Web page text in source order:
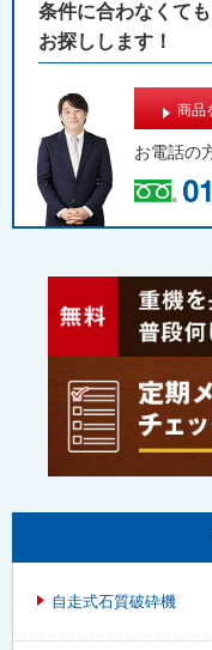
条件に合わなくて
お探しします！
商品
お電話の
自走式石質破砕機